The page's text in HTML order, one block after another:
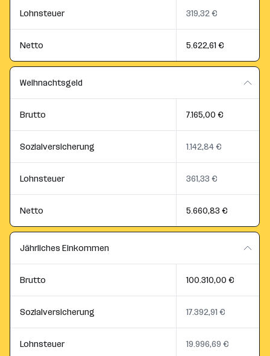
Lohnsteuer 319,32 €
Netto 5.622,61 €
Weihnachtsgeld
Brutto 7.165,00 €
Sozialversicherung 1.142,84 €
Lohnsteuer 361,33 €
Netto 5.660,83 €
Jährliches Einkommen
Brutto 100.310,00 €
Sozialversicherung 17.392,91 €
Lohnsteuer 19.996,69 €